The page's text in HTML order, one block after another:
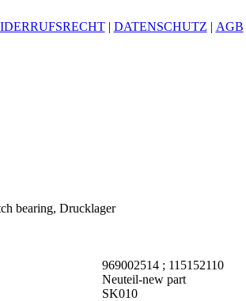
| DATENSCHUTZ | AGB
bearing, Drucklager
969002514 ; 115152110
Neuteil-new part
SK010